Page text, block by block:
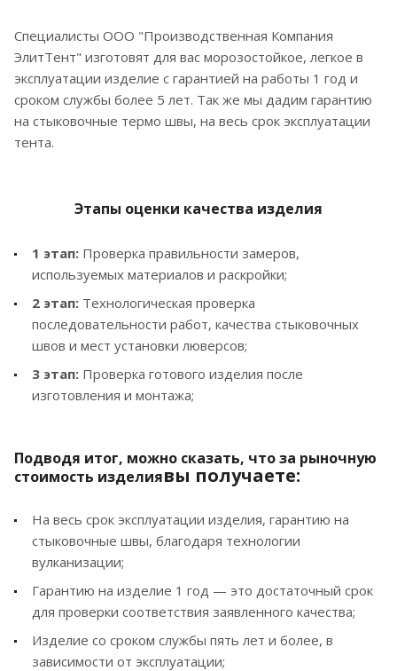
Специалисты ООО "Производственная Компания
ЭлитТент" изготовят для вас морозостойкое, легкое в
эксплуатации изделие с гарантией на работы 1 год и
сроком службы более 5 лет. Так же мы дадим гарантию
на стыковочные термо швы, на весь срок эксплуатации
тента.
Этапы оценки качества изделия
1 этап: Проверка правильности замеров,
используемых материалов и раскройки;
2 этап: Технологическая проверка
последовательности работ, качества стыковочных
швов и мест установки люверсов;
3 этап: Проверка готового изделия после
изготовления и монтажа;
Подводя итог, можно сказать, что за рыночную
стоимость изделиявы получаете:
На весь срок эксплуатации изделия, гарантию на
стыковочные швы, благодаря технологии
вулканизации;
Гарантию на изделие 1 год — это достаточный срок
для проверки соответствия заявленного качества;
Изделие со сроком службы пять лет и более, в
зависимости от эксплуатации;